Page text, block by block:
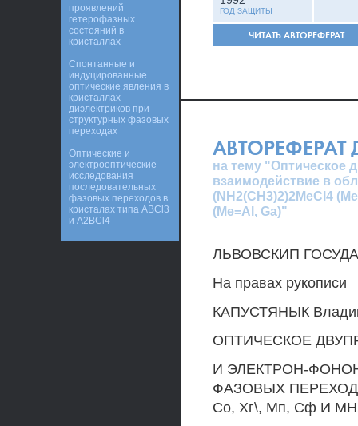
ГОД ЗАЩИТЫ
ЧИТАТЬ АВТОРЕФЕРАТ
АВТОРЕФЕРАТ
на тему "Оптическое
взаимодействие в
(NH2(CH3)2)2MeCl4
(Me=Al, Ga)"
ЛЬВОВСКИП
На правах рукописи
КАПУСТЯНЫК
ОПТИЧЕСКОЕ
И ЭЛЕКТРОН-
ФАЗОВЫХ
Со, Хг\, Мп, Сф И
проявлений
гетерофазных
состояний в
кристаллах
Спонтанные и
индуцированные
оптические явления в
кристаллах
диэлектриков при
структурных фазовых
переходах
Оптические и
электрооптические
исследования
последовательных
фазовых переходов в
кристалах типа ABCl3
и A2BCl4